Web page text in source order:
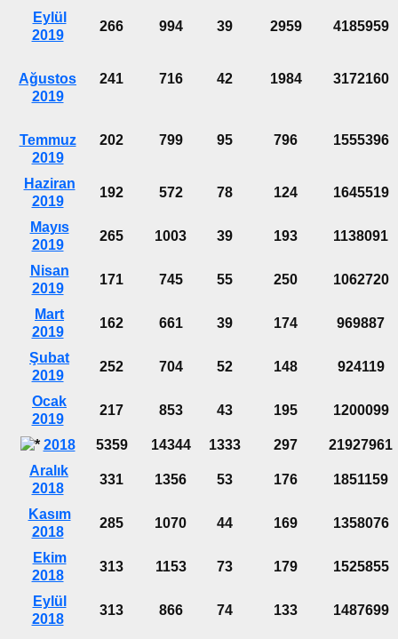
Eylül
2019
266 994 39 2959 4185959
Ağustos
2019
241 716 42 1984 3172160
Temmuz
2019
202 799 95 796 1555396
Haziran
2019
192 572 78 124 1645519
Mayıs
2019
265 1003 39 193 1138091
Nisan
2019
171 745 55 250 1062720
Mart
2019
162 661 39 174 969887
Şubat
2019
252 704 52 148 924119
Ocak
2019
217 853 43 195 1200099
2018 5359 14344 1333 297
21927961
Aralık
2018
331 1356 53 176 1851159
Kasım
2018
285 1070 44 169 1358076
Ekim
2018
313 1153 73 179 1525855
Eylül
2018
313 866 74 133 1487699